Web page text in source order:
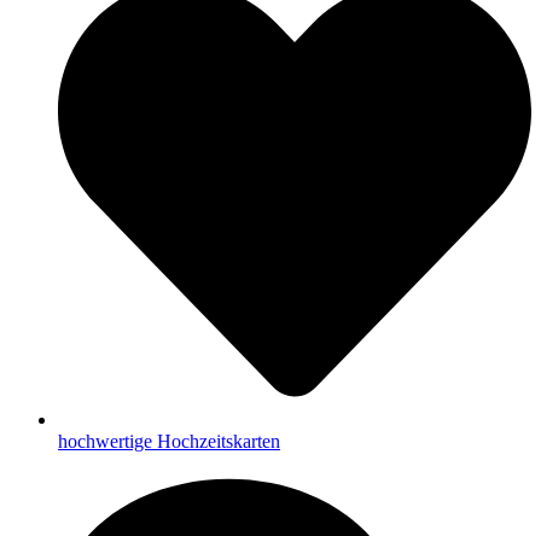
hochwertige Hochzeitskarten